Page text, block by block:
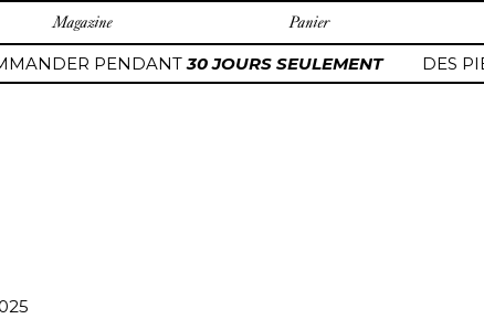
Magazine Panier
PENDANT30 JOURS SEULEMENT DES